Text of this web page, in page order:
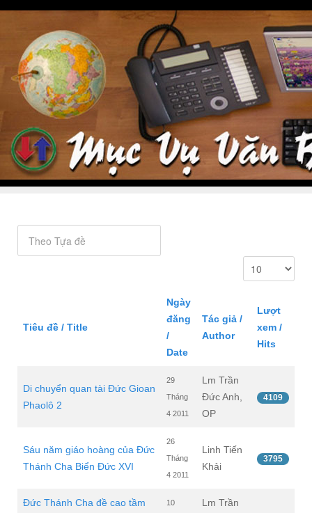
Tiêu đề / Title
Ngày
đăng
/
Date
Tác giả /
Author
Lượt
xem /
Hits
Di chuyển quan tài Đức Gioan
Phaolô 2
29
Tháng
4 2011
Lm Trần
Đức Anh,
OP
4109
Sáu năm giáo hoàng của Đức
Thánh Cha Biển Đức XVI
26
Tháng
4 2011
Linh Tiến
Khải
3795
Đức Thánh Cha đề cao tầm
10
Lm Trần